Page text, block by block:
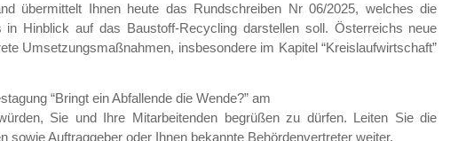
übermittelt Ihnen heute das Rundschreiben Nr 06/2025, welches die
in Hinblick auf das Baustoff-Recycling darstellen soll. Österreichs neue
Umsetzungsmaßnahmen, insbesondere im Kapitel “Kreislaufwirtschaft”
“Bringt ein Abfallende die Wende?” am
Sie und Ihre Mitarbeitenden begrüßen zu dürfen. Leiten Sie die
sowie Auftraggeber oder Ihnen bekannte Behördenvertreter weiter.